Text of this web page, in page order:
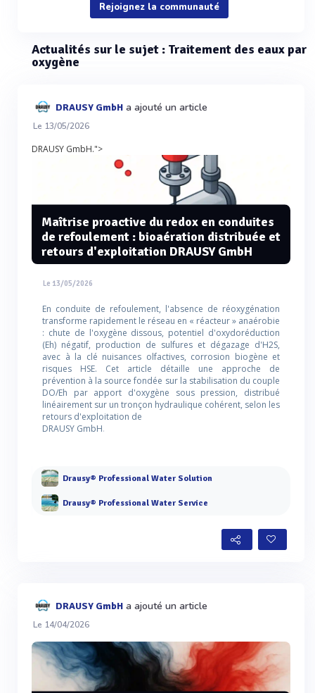
Rejoignez la communauté
Actualités sur le sujet : Traitement des eaux par
oxygène
DRAUSY GmbH a ajouté un article
Le 13/05/2026
DRAUSY GmbH.">
Maîtrise proactive du redox en conduites
de refoulement : bioaération distribuée et
retours d'exploitation DRAUSY GmbH
Le 13/05/2026
En conduite de refoulement, l'absence de réoxygénation
transforme rapidement le réseau en « réacteur » anaérobie
: chute de l'oxygène dissous, potentiel d'oxydoréduction
(Eh) négatif, production de sulfures et dégazage d'H2S,
avec à la clé nuisances olfactives, corrosion biogène et
risques HSE. Cet article détaille une approche de
prévention à la source fondée sur la stabilisation du couple
DO/Eh par apport d'oxygène sous pression, distribué
linéairement sur un tronçon hydraulique cohérent, selon les
retours d'exploitation de
DRAUSY GmbH.
Drausy® Professional Water Solution
Drausy® Professional Water Service
DRAUSY GmbH a ajouté un article
Le 14/04/2026